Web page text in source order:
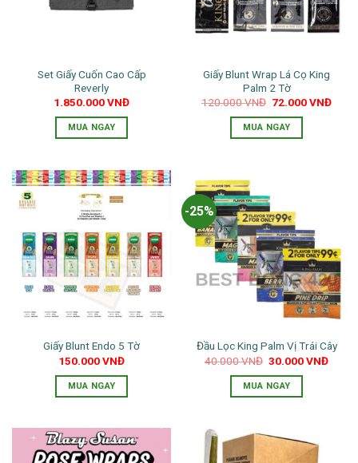
tùy
chọn
được
chọn
trên
trang
Set Giấy Cuốn Cao Cấp
Reverly
1.850.000VNĐ
MUA NGAY
Giấy Blunt Wrap Lá Cọ King
Palm 2 Tờ
120.000VNĐ Giá
là:
120.000 VNĐ.
72.000VNĐGiá
MUA NGAY
có
nhiều
biến
thể.
Các
tùy
chọn
được
chọn
trên
trang
phẩm
Giấy Blunt Endo 5 Tờ
150.000VNĐ
MUA NGAY
này
có
-25%
Đầu Lọc King Palm Vị Trái Cây
40.000VNĐ Giá
là:
40.000 VNĐ.
30.000VNĐGiá
MUA NGAY
này